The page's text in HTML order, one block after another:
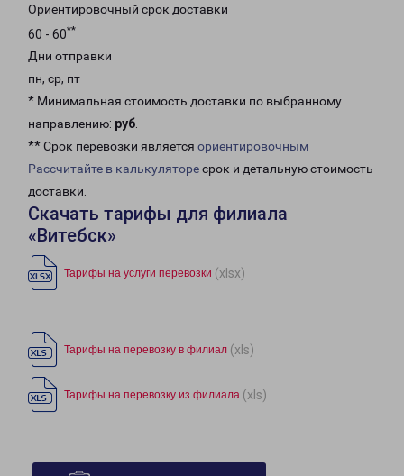
Ориентировочный срок доставки
60 - 60**
Дни отправки
пн, ср, пт
* Минимальная стоимость доставки по выбранному
направлению: руб.
** Срок перевозки является ориентировочным
Рассчитайте в калькуляторесрок и детальную стоимость
доставки.
Скачать тарифы для филиала
«Витебск»
Тарифы на услуги перевозки (xlsx)
Тарифы на перевозку в филиал (xls)
Тарифы на перевозку из филиала (xls)